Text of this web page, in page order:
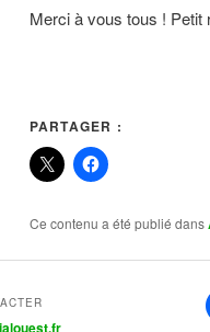
Merci à vous tous ! Petit
PARTAGER :
Ce contenu a été publié dans